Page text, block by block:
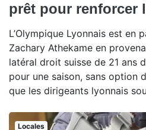
prêt pour renforcer
L’Olympique Lyonnais est en
Zachary Athekame en
latéral droit suisse de 21 ans
pour une saison, sans option
que les dirigeants lyonnais
Locales